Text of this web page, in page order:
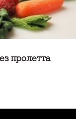
пролетта